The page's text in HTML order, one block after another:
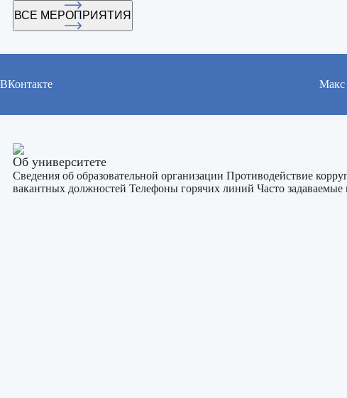
ВСЕ МЕРОПРИЯТИЯ
ВКонтакте Макс
Об университете
Сведения об образовательной организации Противодействие
вакантных должностей Телефоны горячих линий Часто